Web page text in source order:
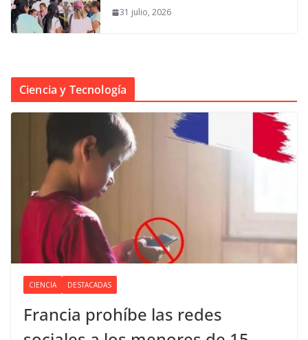
31 julio, 2026
Ciencia y Tecnología
CIENCIA DESTACADAS
Francia prohíbe las redes